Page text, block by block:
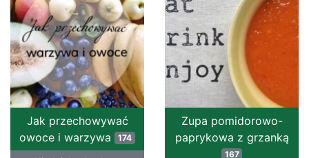
Jak przechowywać
owoce i warzywa 174
Zupa pomidorowo-
paprykowa z grzanką
167